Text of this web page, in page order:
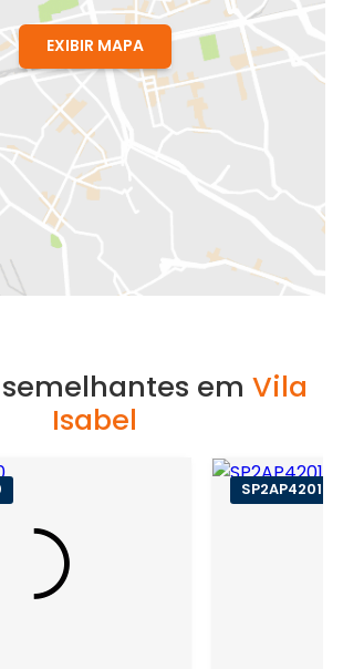
EXIBIR MAPA
emVila
Isabel
SP2AP42014